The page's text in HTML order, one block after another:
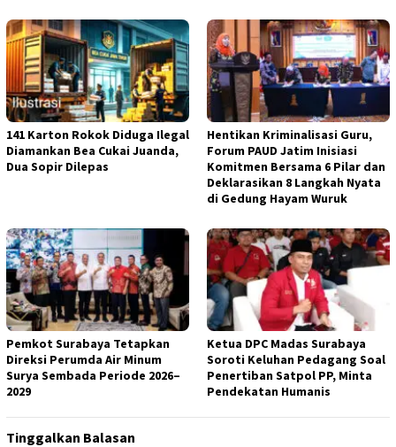
141 Karton Rokok Diduga Ilegal
Diamankan Bea Cukai Juanda,
Dua Sopir Dilepas
Hentikan Kriminalisasi Guru,
Forum PAUD Jatim Inisiasi
Komitmen Bersama 6 Pilar dan
Deklarasikan 8 Langkah Nyata
di Gedung Hayam Wuruk
Pemkot Surabaya Tetapkan
Direksi Perumda Air Minum
Surya Sembada Periode 2026–
2029
Ketua DPC Madas Surabaya
Soroti Keluhan Pedagang Soal
Penertiban Satpol PP, Minta
Pendekatan Humanis
Tinggalkan Balasan